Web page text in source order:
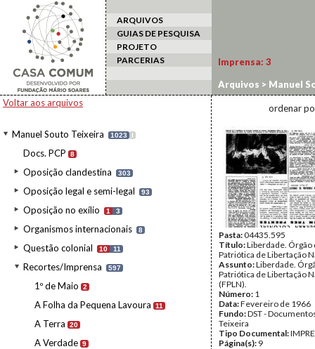
ARQUIVOS
GUIAS DE PESQUISA
PROJETO
PARCERIAS
Voltar aos arquivos
Manuel Souto Teixeira 1023 I
Docs. PCP 8
Oposição clandestina 303
Oposição legal e semi-legal 93
Oposição no exílio 1 3
Organismos internacionais 8
Questão colonial 10 11
Recortes/Imprensa 597
1º de Maio 2
A Folha da Pequena Lavoura 11
A Terra 20
A Verdade 9
Imprensa: 3
Arquivos > Manuel
ordenar
Pasta:04435.595
Título:Liberdade. Órgão
Patriótica de Libertação
Assunto:Liberdade.
Patriótica de Libertação
(FPLN).
Número: 1
Data:Fevereiro de 1966
Fundo:DST -
Teixeira
Tipo Documental:
Página(s): 9